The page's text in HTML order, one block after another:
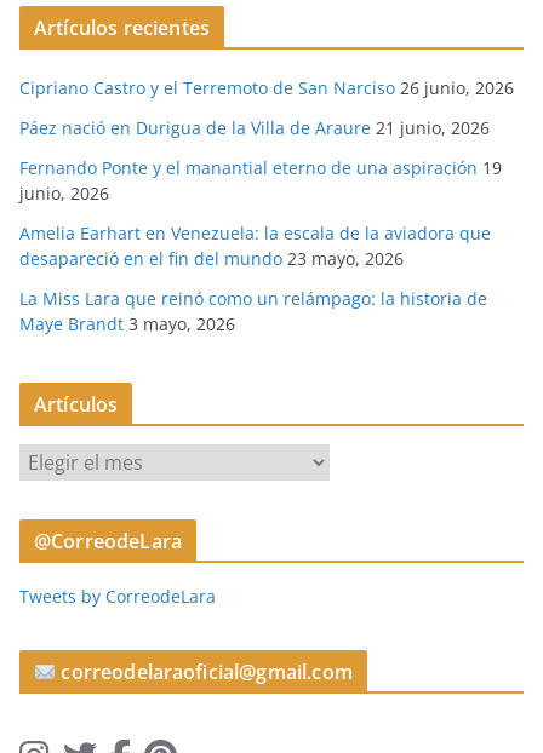
Artículos recientes
Cipriano Castro y el Terremoto de San Narciso 26 junio, 2026
Páez nació en Durigua de la Villa de Araure 21 junio, 2026
Fernando Ponte y el manantial eterno de una aspiración 19
junio, 2026
Amelia Earhart en Venezuela: la escala de la aviadora que
desapareció en el fin del mundo 23 mayo, 2026
La Miss Lara que reinó como un relámpago: la historia de
Maye Brandt 3 mayo, 2026
Artículos
r
t
u
s
@CorreodeLara
Tweets by CorreodeLara
correodelaraoficial@gmail.com